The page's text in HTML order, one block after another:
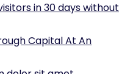
in 30 days without
Capital At An